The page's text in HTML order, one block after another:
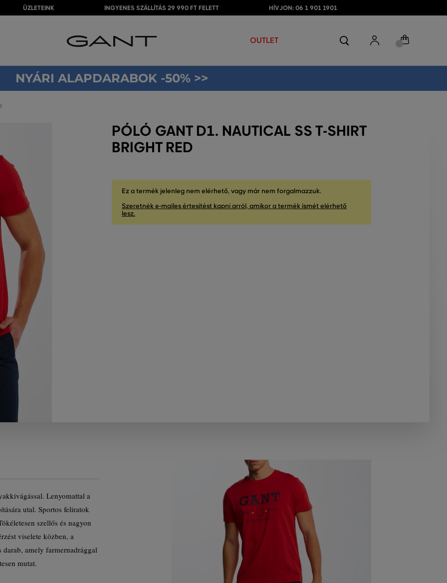
ÜZLETEINK INGYENES SZÁLLÍTÁS 29 990 FT FELETT HÍVJON: 06 1 901 1901
OUTLET
NYÁRI ALAPDARABOK -50% >>
PÓLÓ GANT D1. NAUTICAL SS T-SHIRT
BRIGHT RED
Ez a termék jelenleg nem elérhető, vagy már nem forgalmazzuk.
Szeretnék e-mailes értesítést kapni arról, amikor a termék ismét elérhető
lesz.
Lenyomattal a
utal. Sportos feliratok
szellős és nagyon
viselete közben, a
darab, amely farmernadrággal
mutat.